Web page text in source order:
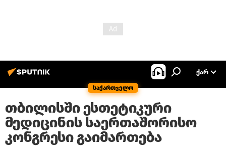
საქართველო
ᲥᲐᲠ
თბილისში ესთეტიკური
მედიცინის საერთაშორისო
კონგრესი გაიმართება